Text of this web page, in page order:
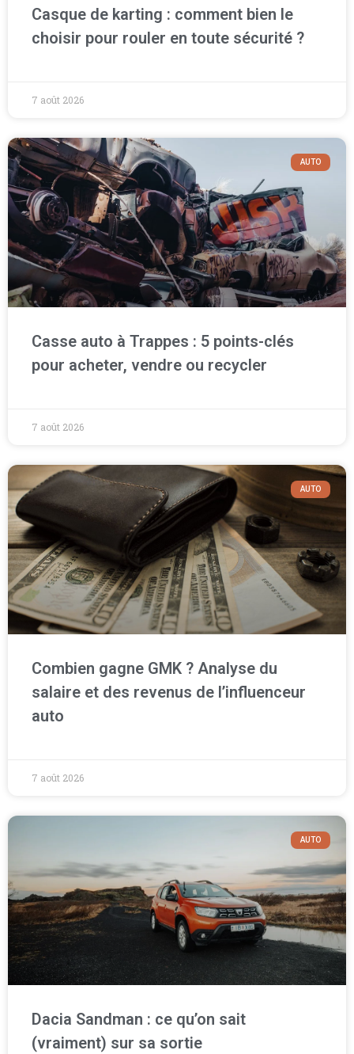
Casque de karting : comment bien le
choisir pour rouler en toute sécurité ?
7 août 2026
AUTO
Casse auto à Trappes : 5 points-clés
pour acheter, vendre ou recycler
7 août 2026
AUTO
Combien gagne GMK ? Analyse du
salaire et des revenus de l’influenceur
auto
7 août 2026
AUTO
Dacia Sandman : ce qu’on sait
(vraiment) sur sa sortie